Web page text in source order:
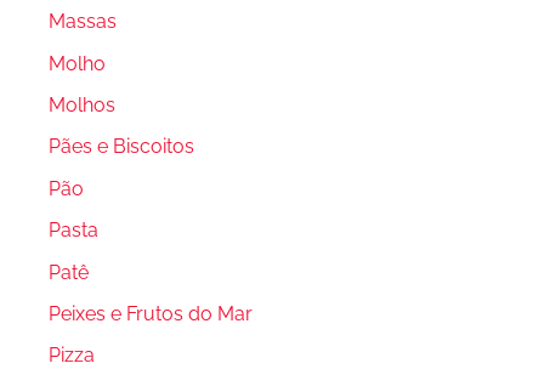
Massas
Molho
Molhos
Pães e Biscoitos
Pão
Pasta
Patê
Peixes e Frutos do Mar
Pizza